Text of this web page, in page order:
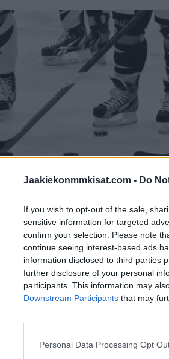
Jaakiekonmmkisat.com - Do
If you wish to opt-out of the sale,
sensitive information for targeted
confirm your selection. Please note
continue seeing interest-based ads
information disclosed to third parties
further disclosure of your personal
participants. This information may
Downstream Participants that may
Personal Data Processing Opt
2023-2024 Suomen toiseksi
Ilta-Sanomat.
Mestiksen lisenssitoimikunta on
2023-2024.